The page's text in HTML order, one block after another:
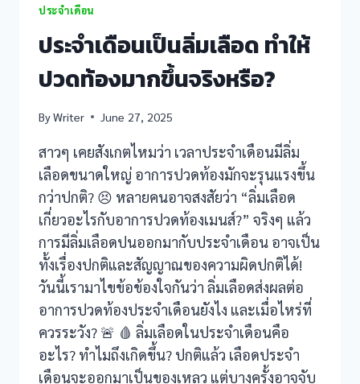
panel
Panel
panel
panel
panel
Panel
ประจำเดือน
ประจำเดือนเป็นลิ่มเลือด ทำให้
ปวดท้องมากขึ้นจริงหรือ?
ByWriter June 27, 2025
สาวๆ เคยสังเกตไหมว่า เวลาประจำเดือนมีลิ่ม
เลือดขนาดใหญ่ อาการปวดท้องมักจะรุนแรงขึ้น
กว่าปกติ? 😣 หลายคนอาจสงสัยว่า “ลิ่มเลือด
เกี่ยวอะไรกับอาการปวดท้องเมนส์?” จริงๆ แล้ว
การมีลิ่มเลือดปนออกมากับประจำเดือน อาจเป็น
ทั้งเรื่องปกติและสัญญาณของความผิดปกติได้!
วันนี้เรามาไขข้อข้องใจกันว่า ลิ่มเลือดส่งผลต่อ
อาการปวดท้องประจำเดือนยังไง และเมื่อไหร่ที่
ควรระวัง? 🚨 🩸 ลิ่มเลือดในประจำเดือนคือ
อะไร? ทำไมถึงเกิดขึ้น? ปกติแล้ว เลือดประจำ
เดือนจะออกมาเป็นของเหลว แต่บางครั้งอาจจับ